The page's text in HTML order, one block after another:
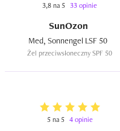
3,8 na 5 33 opinie
SunOzon
Żel przeciwsłoneczny SPF 50
5 na 5 4 opinie